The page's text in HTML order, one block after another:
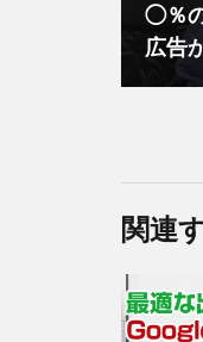
◯％
広告
関連